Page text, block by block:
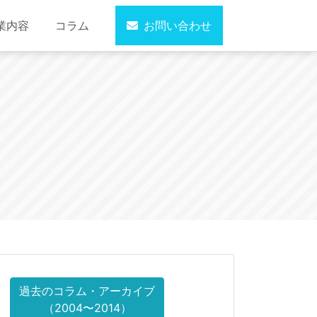
内容 コラム お問い合わせ
過去のコラム・アーカイブ
（2004〜2014）